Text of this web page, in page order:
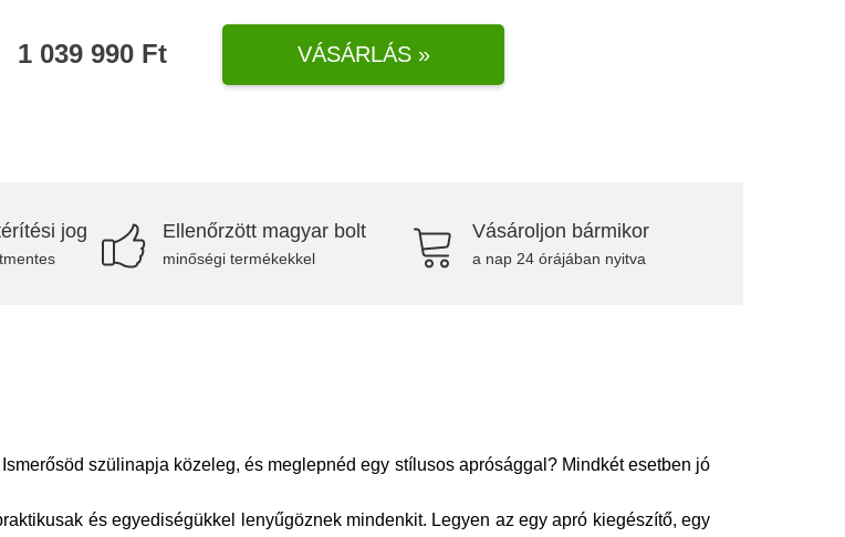
1 039 990 Ft VÁSÁRLÁS »
jog Ellenőrzött magyar bolt
minőségi termékekkel
Vásároljon bármikor
a nap 24 órájában nyitva
szülinapja közeleg, és meglepnéd egy stílusos aprósággal? Mindkét esetben jó
és egyediségükkel lenyűgöznek mindenkit. Legyen az egy apró kiegészítő, egy